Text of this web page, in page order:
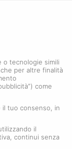
o tecnologie simili
per altre finalità
come
il tuo consenso, in
il
continui senza